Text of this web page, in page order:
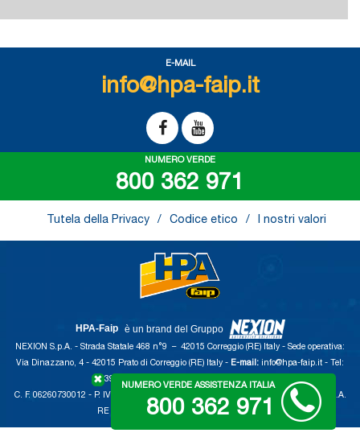
E-MAIL
info@hpa-faip.it
NUMERO VERDE
800 362 971
Tutela della Privacy Codice etico I nostri valori
HPA-Faip è un brand del Gruppo
NEXION S.p.A. - Strada Statale 468 n°9 – 42015 Correggio (RE) Italy - Sede operativa:
Via Dinazzano, 4 - 42015 Prato di Correggio (RE) Italy - E-mail: info@hpa-faip.it - Tel:
+39 0522/736087- Fax: +39 0522/736716
C. F. 06260730012 - P. IVA 01700320359 - Registro imprese RE 06260730012 - R.E.A.
RE 207099 - Cap. Soc. Euro 10.000.000 i.v.
✖ NUMERO VERDE ASSISTENZA ITALIA
800 362 971